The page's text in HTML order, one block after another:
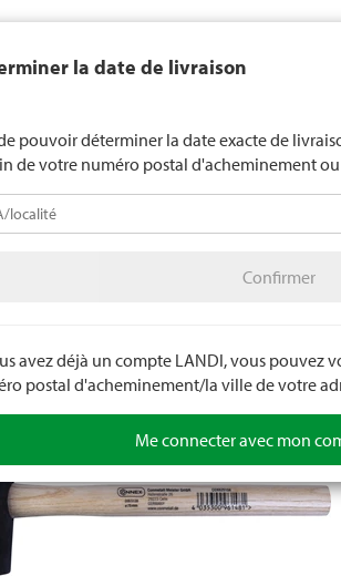
la date de livraison
pouvoir déterminer la date exacte de
de votre numéro postal d'acheminement
Confirmer
avez déjà un compte LANDI, vous pouvez
postal d'acheminement/la ville de votre
Me connecter avec mon
ne vend généralement pas d'alcool aux